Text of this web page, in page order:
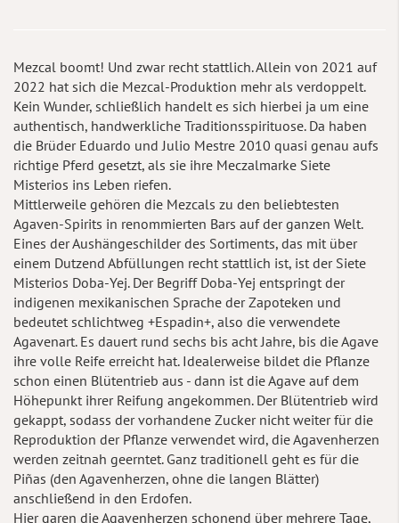
Mezcal boomt! Und zwar recht stattlich. Allein von 2021 auf
2022 hat sich die Mezcal-Produktion mehr als verdoppelt.
Kein Wunder, schließlich handelt es sich hierbei ja um eine
authentisch, handwerkliche Traditionsspirituose. Da haben
die Brüder Eduardo und Julio Mestre 2010 quasi genau aufs
richtige Pferd gesetzt, als sie ihre Meczalmarke Siete
Misterios ins Leben riefen.
Mittlerweile gehören die Mezcals zu den beliebtesten
Agaven-Spirits in renommierten Bars auf der ganzen Welt.
Eines der Aushängeschilder des Sortiments, das mit über
einem Dutzend Abfüllungen recht stattlich ist, ist der Siete
Misterios Doba-Yej. Der Begriff Doba-Yej entspringt der
indigenen mexikanischen Sprache der Zapoteken und
bedeutet schlichtweg +Espadin+, also die verwendete
Agavenart. Es dauert rund sechs bis acht Jahre, bis die Agave
ihre volle Reife erreicht hat. Idealerweise bildet die Pflanze
schon einen Blütentrieb aus - dann ist die Agave auf dem
Höhepunkt ihrer Reifung angekommen. Der Blütentrieb wird
gekappt, sodass der vorhandene Zucker nicht weiter für die
Reproduktion der Pflanze verwendet wird, die Agavenherzen
werden zeitnah geerntet. Ganz traditionell geht es für die
Piñas (den Agavenherzen, ohne die langen Blätter)
anschließend in den Erdofen.
Hier garen die Agavenherzen schonend über mehrere Tage,